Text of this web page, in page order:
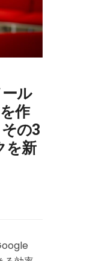
ル
作
の3
を新